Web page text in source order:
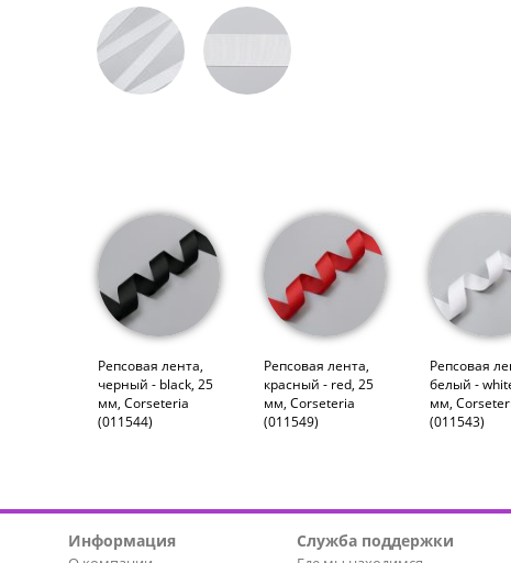
Репсовая лента,
черный - black, 25
мм, Corseteria
(011544)
Репсовая лента,
красный - red, 25
мм, Corseteria
(011549)
Репсовая
белый -
мм,
(011543)
Информация Служба поддержки